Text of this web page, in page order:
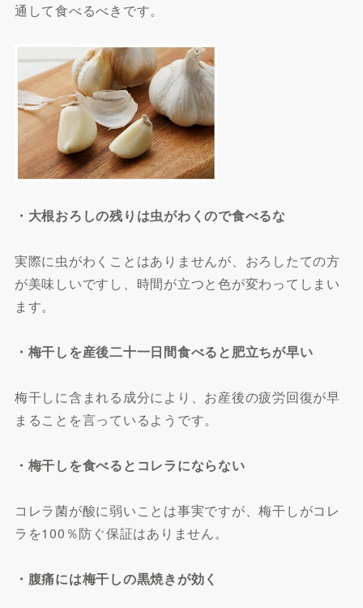
通して食べるべきです。
・大根おろしの残りは虫がわくので食べるな
実際に虫がわくことはありませんが、おろしたての方
が美味しいですし、時間が立つと色が変わってしまい
ます。
・梅干しを産後二十一日間食べると肥立ちが早い
梅干しに含まれる成分により、お産後の疲労回復が早
まることを言っているようです。
・梅干しを食べるとコレラにならない
コレラ菌が酸に弱いことは事実ですが、梅干しがコレ
ラを100％防ぐ保証はありません。
・腹痛には梅干しの黒焼きが効く